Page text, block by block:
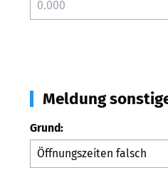
Meldung
Grund: